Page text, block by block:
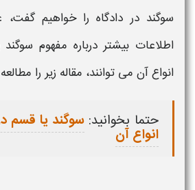
سوگند در دادگاه را خواهیم گفت،
اطلاعات بیشتر درباره مفهوم
انواع آن می توانند، مقاله زیر را
حتما بخوانید: سوگند یا
انواع آن